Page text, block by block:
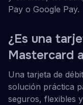
Pay o Google Pay.
¿Es una
Mastercard
Una tarjeta de
solución práctica
seguros, flexibles